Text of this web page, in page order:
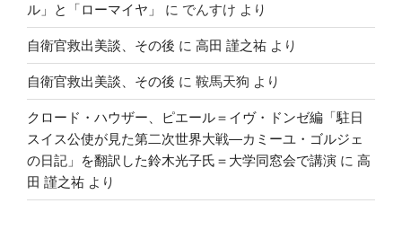
ル」と「ローマイヤ」
に でんすけ より
自衛官救出美談、その後 に 高田 謹之祐 より
自衛官救出美談、その後 に 鞍馬天狗 より
クロード・ハウザー、ピエール＝イヴ・ドンゼ編「駐日
スイス公使が見た第二次世界大戦―カミーユ・ゴルジェ
の日記」を翻訳した鈴木光子氏＝大学同窓会で講演 に 高
田 謹之祐 より